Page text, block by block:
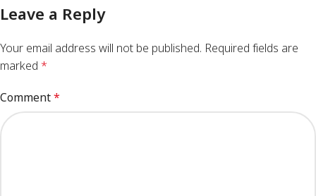
Leave a Reply
Your email address will not be published. Required fields are
marked *
Comment*